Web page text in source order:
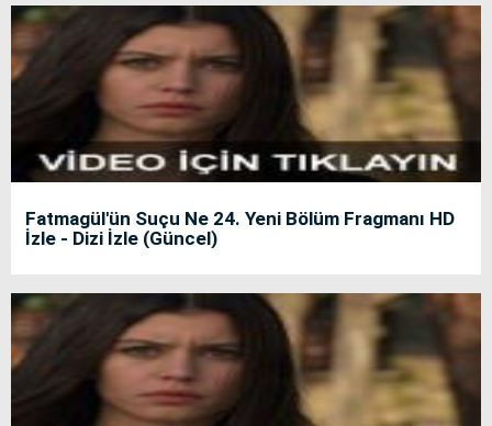
Fatmagül'ün Suçu Ne 24. Yeni Bölüm Fragmanı HD
İzle - Dizi İzle (Güncel)